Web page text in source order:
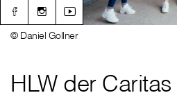
HLW der
© Daniel Gollner